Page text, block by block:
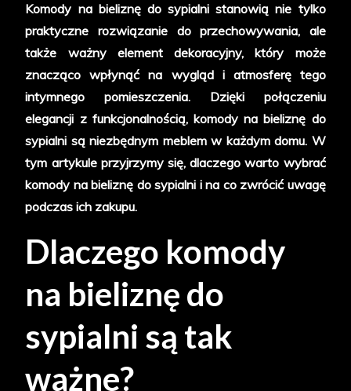
na
bieliznę
do
sypialni
–
elegancja
i
funkcjonalność
w
jednym
Komody na bieliznę do sypialni stanowią nie tylko
praktyczne rozwiązanie do przechowywania, ale
także ważny element dekoracyjny, który może
znacząco wpłynąć na wygląd i atmosferę tego
intymnego pomieszczenia. Dzięki połączeniu
elegancji z funkcjonalnością, komody na bieliznę do
sypialni są niezbędnym meblem w każdym domu. W
tym artykule przyjrzymy się, dlaczego warto wybrać
komody na bieliznę do sypialni i na co zwrócić uwagę
podczas ich zakupu.
Dlaczego komody
na bieliznę do
sypialni są tak
ważne?